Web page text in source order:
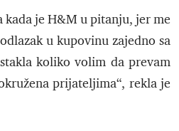
kada je H&M u pitanju, jer me
u kupovinu zajedno sa
koliko volim da prevam
prijateljima“, rekla je